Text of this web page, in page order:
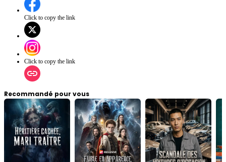
Click to copy the link
Click to copy the link
Recommandé pour vous